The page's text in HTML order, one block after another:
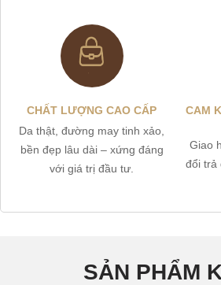
CHẤT LƯỢNG CAO CẤP
Da thật, đường may tinh xảo,
bền đẹp lâu dài – xứng đáng
với giá trị đầu tư.
CAM
Giao
đổi trả
SẢN PHẨM